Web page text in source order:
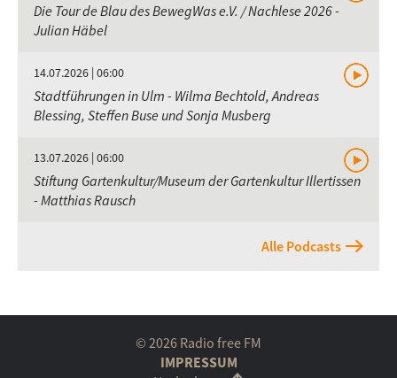
Die Tour de Blau des BewegWas e.V. / Nachlese 2026 -
Julian Häbel
14.07.2026 | 06:00
Stadtführungen in Ulm - Wilma Bechtold, Andreas
Blessing, Steffen Buse und Sonja Musberg
13.07.2026 | 06:00
Stiftung Gartenkultur/Museum der Gartenkultur Illertissen
- Matthias Rausch
Alle Podcasts
© 2026 Radio free FM
IMPRESSUM